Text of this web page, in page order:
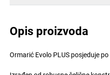
Opis proizvoda
Ormarić Evolo PLUS posjeduje